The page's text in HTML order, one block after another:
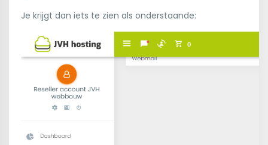
Je krijgt dan iets te zien als onderstaande: